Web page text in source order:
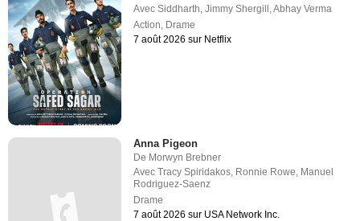
AvecSiddharth ,Jimmy Shergill ,Abhay Verma
Action Drame
7 août 2026 sur Netflix
Anna Pigeon
De Morwyn Brebner
AvecTracy Spiridakos, Ronnie Rowe, Manuel
Rodriguez-Saenz
Drame
7 août 2026 sur USA Network Inc.